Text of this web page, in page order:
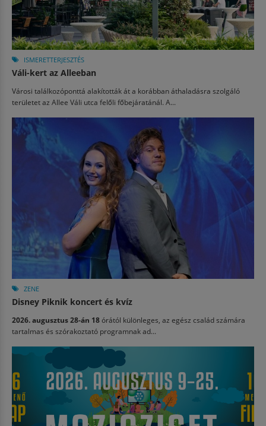
ISMERETTERJESZTÉS
Váli-kert az Alleeban
Városi találkozóponttá alakították át a korábban áthaladásra szolgáló
területet az Allee Váli utca felőli főbejáratánál. A...
ZENE
Disney Piknik koncert és kvíz
2026. augusztus 28-án 18órától különleges, az egész család számára
tartalmas és szórakoztató programnak ad...